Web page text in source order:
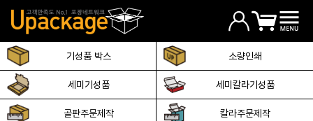
기성품 박스 소량인쇄
세미기성품 세미칼라기성품
골판주문제작 칼라주문제작